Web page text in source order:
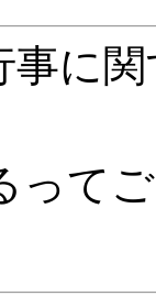
事に
って